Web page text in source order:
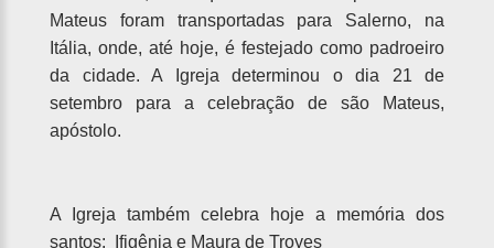
Mateus foram transportadas para Salerno, na
Itália, onde, até hoje, é festejado como padroeiro
da cidade. A Igreja determinou o dia 21 de
setembro para a celebração de são Mateus,
apóstolo.
A Igreja também celebra hoje a memória dos
santos: Ifigênia e Maura de Troyes